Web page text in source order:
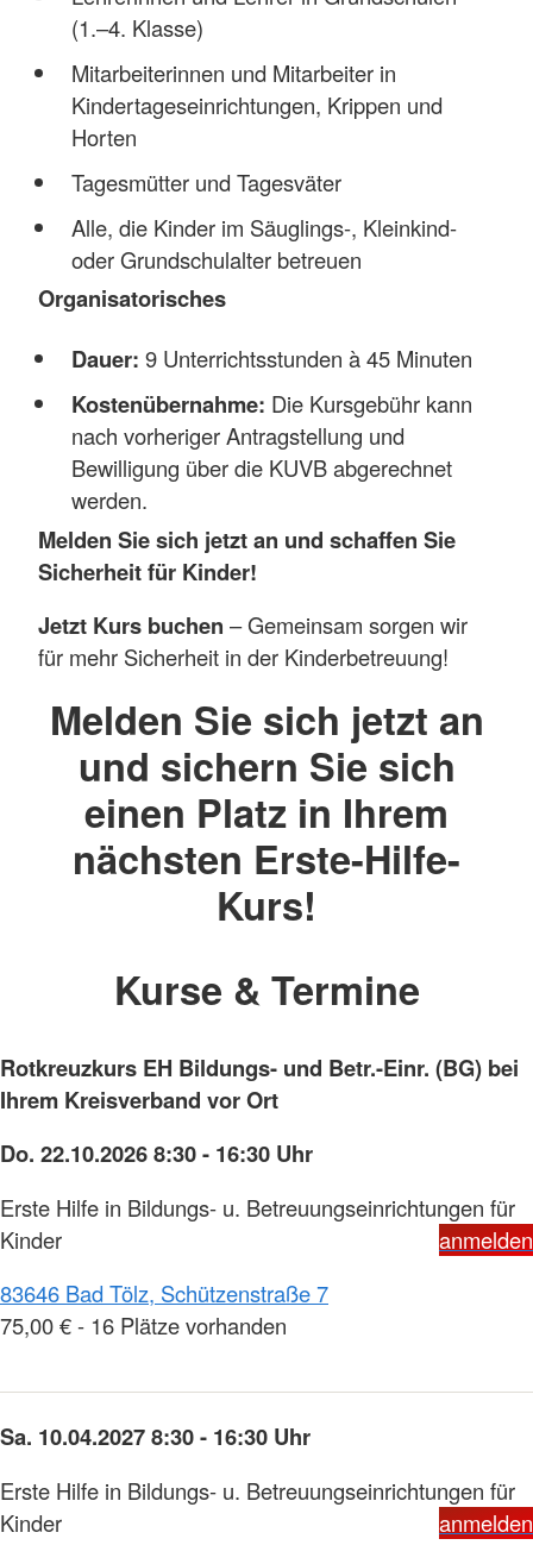
(1.–4. Klasse)
Mitarbeiterinnen und Mitarbeiter in
Kindertageseinrichtungen, Krippen und
Horten
Tagesmütter und Tagesväter
Alle, die Kinder im Säuglings-, Kleinkind-
oder Grundschulalter betreuen
Organisatorisches
Dauer: 9 Unterrichtsstunden à 45 Minuten
Kostenübernahme: Die Kursgebühr kann
nach vorheriger Antragstellung und
Bewilligung über die KUVB abgerechnet
werden.
Melden Sie sich jetzt an und schaffen Sie
Sicherheit für Kinder!
Jetzt Kurs buchen – Gemeinsam sorgen wir
für mehr Sicherheit in der Kinderbetreuung!
Melden Sie sich jetzt an
und sichern Sie sich
einen Platz in Ihrem
nächsten Erste-Hilfe-
Kurs!
Kurse & Termine
Rotkreuzkurs EH Bildungs- und Betr.-Einr. (BG) bei
Ihrem Kreisverband vor Ort
Do. 22.10.2026 8:30 - 16:30 Uhr
Erste Hilfe in Bildungs- u. Betreuungseinrichtungen für
Kinder
anmelden
83646 Bad Tölz, Schützenstraße 7
75,00 € - 16 Plätze vorhanden
Sa. 10.04.2027 8:30 - 16:30 Uhr
Erste Hilfe in Bildungs- u. Betreuungseinrichtungen für
Kinder
anmelden